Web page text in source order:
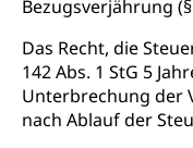
Bezugsverjährung
Das Recht, die
142 Abs. 1 StG 5
Unterbrechung der
nach Ablauf der
für
Zentrum
Fach- &
Gymnasien &
Schulergänzende
Psychomotorik,
Heilpädagogik und
Stipendien und